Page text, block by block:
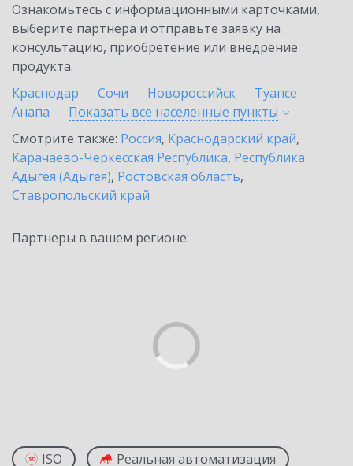
Ознакомьтесь с информационными карточками,
выберите партнёра и отправьте заявку на
консультацию, приобретение или внедрение
продукта.
Краснодар
Сочи Новороссийск
Туапсе
Анапа
Показать все населенные пункты
Смотрите также: Россия, Краснодарский край,
Карачаево-Черкесская Республика, Республика
Адыгея (Адыгея), Ростовская область,
Ставропольский край
Партнеры в вашем регионе:
ISO Реальная автоматизация